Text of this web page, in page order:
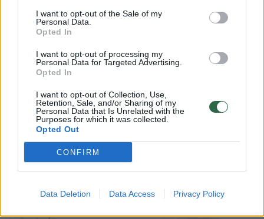
I want to opt-out of the Sale of my
Personal Data.
Opted In
I want to opt-out of processing my
Personal Data for Targeted Advertising.
Opted In
I want to opt-out of Collection, Use,
Retention, Sale, and/or Sharing of my
Personal Data that Is Unrelated with the
Purposes for which it was collected.
Opted Out
CONFIRM
Data Deletion Data Access Privacy Policy
Nutrauktas ikiteisminis tyrimas dėl
uždaro posėdžio patalpoje rasto garsą
įrašančio rašiklio